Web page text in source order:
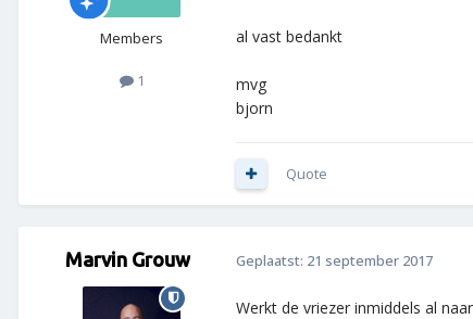
Members
1
al vast bedankt
mvg
bjorn
Quote
Marvin Grouw Geplaatst: 21 september 2017
Werkt de vriezer inmiddels al